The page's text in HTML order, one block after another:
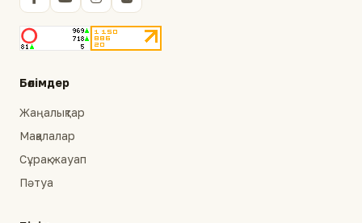
Бөлімдер
Жаңалықтар
Мақалалар
Сұрақ-жауап
Пәтуа